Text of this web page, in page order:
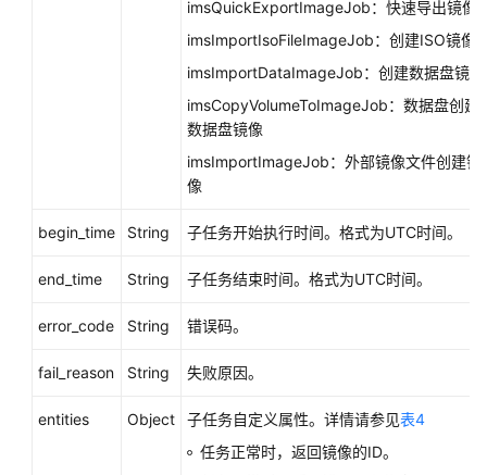
皮
资
imsQuickExportImageJob：快速导出镜像
imsImportIsoFileImageJob：创建ISO镜像
imsImportDataImageJob：创建数据盘镜像
imsCopyVolumeToImageJob：数据盘创建
数据盘镜像
imsImportImageJob：外部镜像文件创建镜
像
begin_time String 子任务开始执行时间。格式为UTC时间。
end_time String 子任务结束时间。格式为UTC时间。
error_code String 错误码。
fail_reason String 失败原因。
entities Object 子任务自定义属性。详情请参见表4
任务正常时，返回镜像的ID。